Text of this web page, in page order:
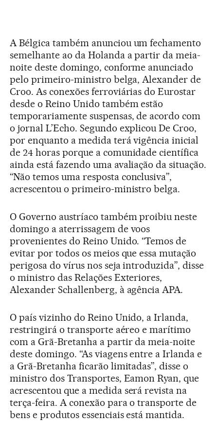
A Bélgica também anunciou um fechamento
semelhante ao da Holanda a partir da meia-
noite deste domingo, conforme anunciado
pelo primeiro-ministro belga, Alexander de
Croo. As conexões ferroviárias do Eurostar
desde o Reino Unido também estão
temporariamente suspensas, de acordo com
o jornal L’Echo. Segundo explicou De Croo,
por enquanto a medida terá vigência inicial
de 24 horas porque a comunidade científica
ainda está fazendo uma avaliação da situação.
“Não temos uma resposta conclusiva”,
acrescentou o primeiro-ministro belga.
O Governo austríaco também proibiu neste
domingo a aterrissagem de voos
provenientes do Reino Unido. “Temos de
evitar por todos os meios que essa mutação
perigosa do vírus nos seja introduzida”, disse
o ministro das Relações Exteriores,
Alexander Schallenberg, à agência APA.
O país vizinho do Reino Unido, a Irlanda,
restringirá o transporte aéreo e marítimo
com a Grã-Bretanha a partir da meia-noite
deste domingo. “As viagens entre a Irlanda e
a Grã-Bretanha ficarão limitadas”, disse o
ministro dos Transportes, Eamon Ryan, que
acrescentou que a medida será revista na
terça-feira. A conexão para o transporte de
bens e produtos essenciais está mantida.